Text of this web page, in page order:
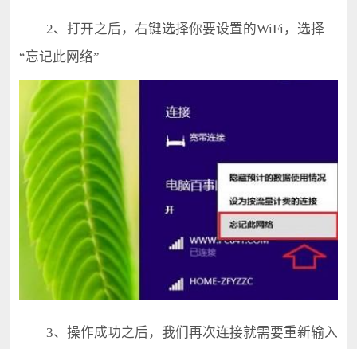
2、打开之后，右键选择你要设置的WiFi，选择
“忘记此网络”
3、操作成功之后，我们再次连接就需要重新输入